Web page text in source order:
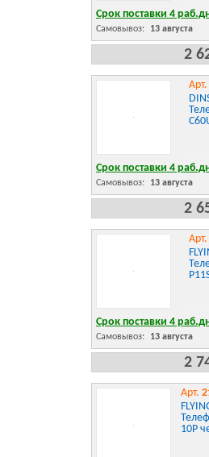
Срок поставки 4
Самовывоз: 13 августа
2
Арт.
Срок поставки 4
Самовывоз: 13 августа
2
Арт.
Срок поставки 4
Самовывоз: 13 августа
2
Арт.
10P